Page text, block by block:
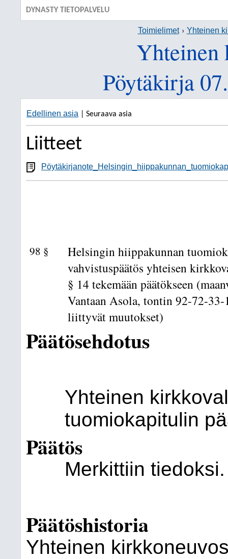
DYNASTY TIETOPALVELU
Toimielimet Yhteinen
Yhteinen
Pöytäkirja
Edellinen asia | Seuraava asia
Liitteet
98 §
Helsingin hiippakunnan
vahvistuspäätös yhteisen
§ 14 tekemään päätökseen
Vantaan Asola, tontin 92-72-33-
liittyvät muutokset)
Päätösehdotus
Yhteinen
tuomiokapitulin
Päätös
Merkittiin tiedoksi.
Päätöshistoria
Yhteinen